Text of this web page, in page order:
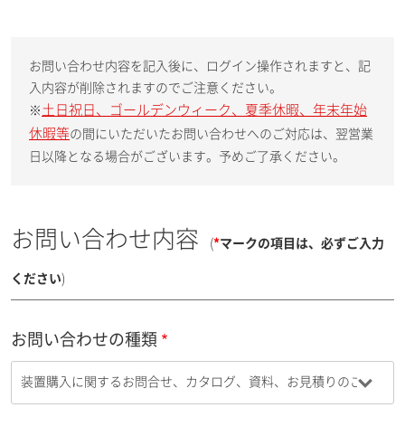
お問い合わせ内容を記入後に、ログイン操作されますと、記
入内容が削除されますのでご注意ください。
※ 土日祝日、ゴールデンウィーク、夏季休暇、年末年始
休暇等の間にいただいたお問い合わせへのご対応は、翌営業
日以降となる場合がございます。予めご了承ください。
お問い合わせ内容 (*マークの項目は、必ずご入力
ください)
お問い合わせの種類